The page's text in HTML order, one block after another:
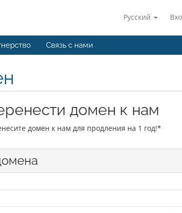
Русский
Связь с нами
домен к нам
домен к нам для продления на 1 год!*